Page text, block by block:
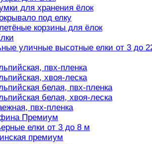
для хранения ёлок
под елку
корзины для ёлок
уличные высотные елки от 3 до
пвх-пленка
хвоя-леска
белая, пвх-пленка
белая, хвоя-леска
пвх-пленка
Премиум
елки от 3 до 8 м
премиум